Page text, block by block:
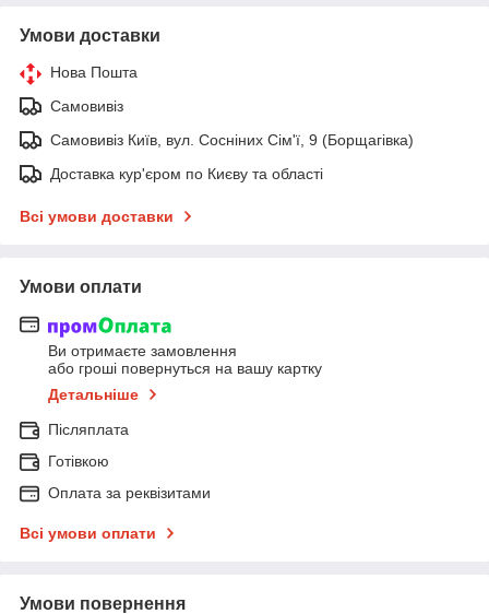
Умови доставки
Нова Пошта
Самовивіз
Самовивіз Київ, вул. Сосніних Сім'ї, 9 (Борщагівка)
Доставка кур'єром по Києву та області
Всі умови доставки
Умови оплати
Ви отримаєте замовлення
або гроші повернуться на вашу картку
Детальніше
Післяплата
Готівкою
Оплата за реквізитами
Всі умови оплати
Умови повернення